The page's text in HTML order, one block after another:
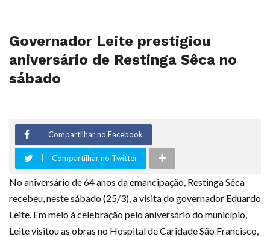
Governador Leite prestigiou
aniversário de Restinga Sêca no
sábado
Compartilhar no Facebook
Compartilhar no Twitter
No aniversário de 64 anos da emancipação, Restinga Sêca
recebeu, neste sábado (25/3), a visita do governador Eduardo
Leite. Em meio à celebração pelo aniversário do município,
Leite visitou as obras no Hospital de Caridade São Francisco,